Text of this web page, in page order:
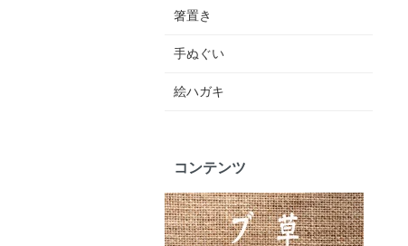
箸置き
手ぬぐい
絵ハガキ
コンテンツ